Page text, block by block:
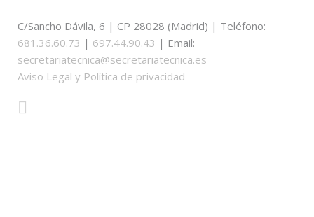
C/Sancho Dávila, 6 | CP 28028 (Madrid) | Teléfono:
681.36.60.73 | 697.44.90.43 | Email:
secretariatecnica@secretariatecnica.es
Aviso Legal y Política de privacidad